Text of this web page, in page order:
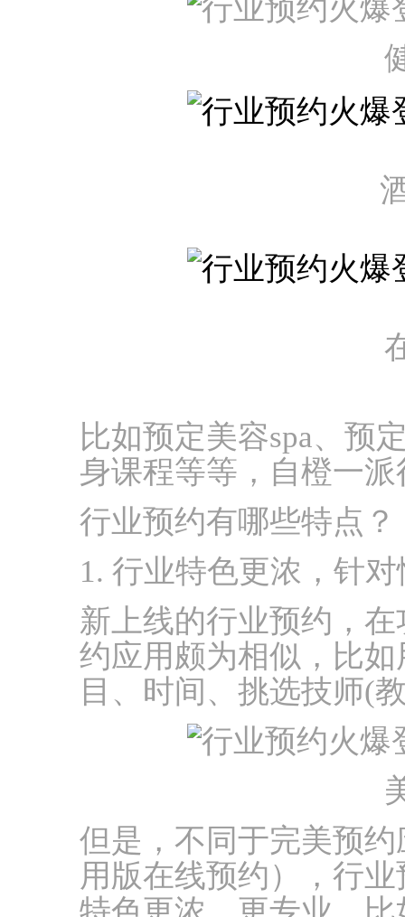
比如预定美容spa、预
身课程等等，自橙一
行业预约有哪些特点？
1. 行业特色更浓，针
新上线的行业预约，
约应用颇为相似，比
目、时间、挑选技师(
但是，不同于完美预
用版在线预约），行